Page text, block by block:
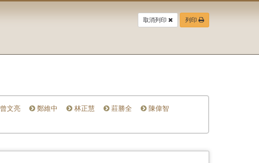
取消列印 列印
曾文亮 鄭維中 林正慧 莊勝全
陳偉智